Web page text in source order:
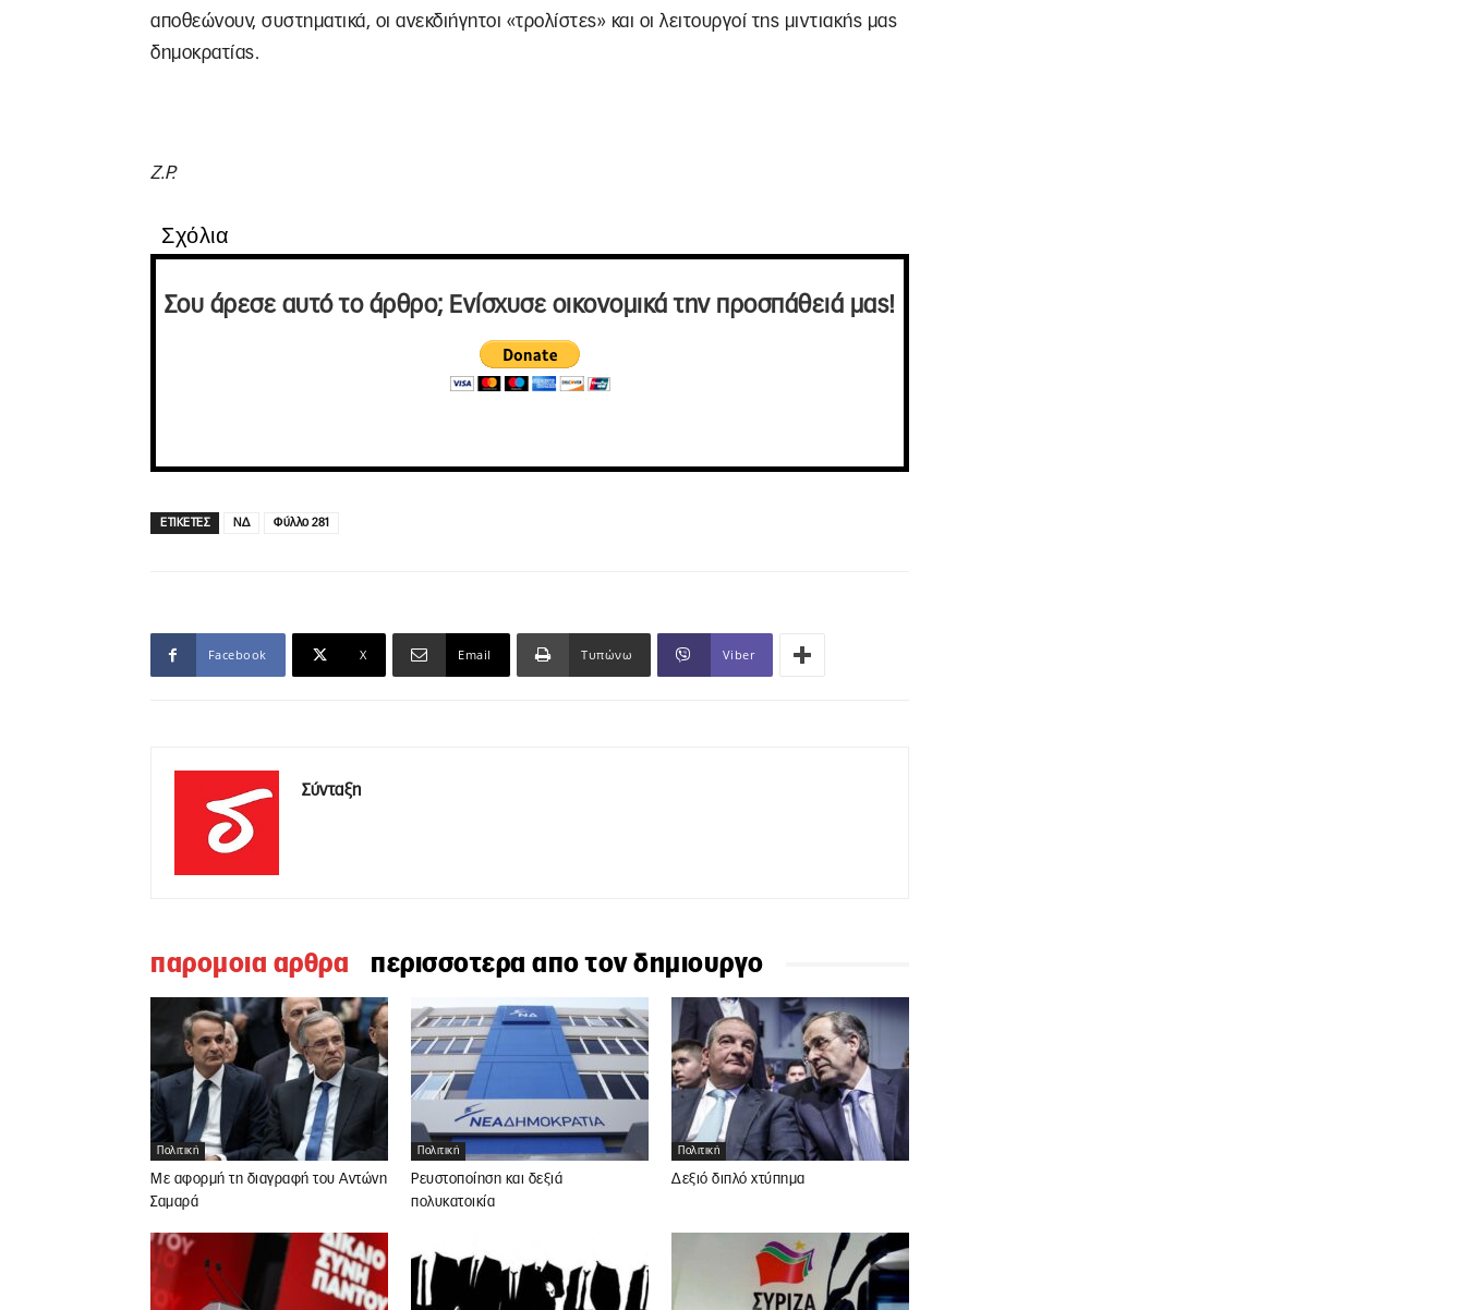
αποθεώνουν, συστηματικά, οι ανεκδιήγητοι «τρολίστες» και οι λειτουργοί της μιντιακής μας
δημοκρατίας.
Ζ.Ρ.
Σχόλια
Σου άρεσε αυτό το άρθρο; Ενίσχυσε οικονομικά την προσπάθειά μας!
ΕΤΙΚΕΤΕΣ ΝΔ Φύλλο 281
Facebook X Email Τυπώνω Viber
Σύνταξη
παρομοια αρθρα περισσοτερα απο τον δημιουργο
Πολιτική
Με αφορμή τη διαγραφή του Αντώνη
Σαμαρά
Πολιτική
Ρευστοποίηση και δεξιά
πολυκατοικία
Πολιτική
Δεξιό διπλό χτύπημα